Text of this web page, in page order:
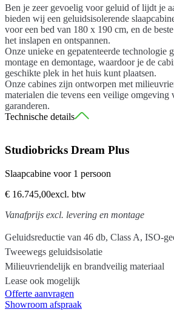
Ben je zeer gevoelig voor geluid of lijdt je
bieden wij een geluidsisolerende
voor een bed van 180 x 190 cm, en de
het inslapen en ontspannen.
Onze unieke en gepatenteerde technologie
montage en demontage, waardoor je de
geschikte plek in het huis kunt plaatsen.
Onze cabines zijn ontworpen met
materialen die tevens een veilige
garanderen.
Technische details
Geïntegreerde stroommodule
Geschikt voor aansluiten sproei installatie en
Maar 1 stopcontact nodig. Plug and play!
Productie in Spanje
Gewicht 816 kg
Milieuvriendelijk materiaal
NAF MDF (formaldehydevrij).
Verf op waterbasis, geen oplosmiddelen
Studiobricks Dream Plus
Slaapcabine voor 1 persoon
€ 16.745,00excl. btw
Vanafprijs excl. levering en montage
Geluidsreductie van 46 db, Class A, ISO-
Tweewegs geluidsisolatie
Milieuvriendelijk en brandveilig materiaal
Lease ook mogelijk
Offerte aanvragen
Showroom afspraak